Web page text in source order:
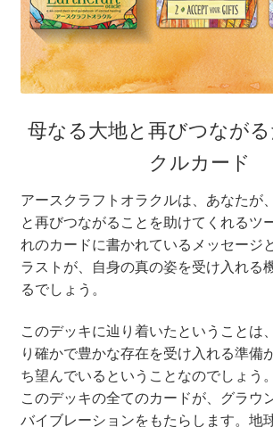
母なる大地と再びつなが
クルカード
アースクラフトオラクルは、あなたが
と再びつながることを助けてくれるツ
れのカードに書かれているメッセージ
ラストが、自身の真の姿を受け入れる
るでしょう。
このデッキに辿り着いたということは
り確かで豊かな存在を受け入れる準備
ち望んでいるということなのでしょう。
このデッキの全てのカードが、グラウ
バイブレーションをもたらします。地